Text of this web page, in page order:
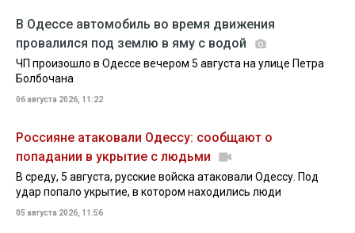
В Одессе автомобиль во время движения
провалился под землю в яму с водой
ЧП произошло в Одессе вечером 5 августа на улице Петра
Болбочана
06 августа 2026, 11:22
Россияне атаковали Одессу: сообщают о
попадании в укрытие с людьми
В среду, 5 августа, русские войска атаковали Одессу. Под
удар попало укрытие, в котором находились люди
05 августа 2026, 11:56